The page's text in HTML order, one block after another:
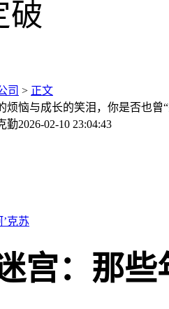
司 > 正文
烦恼与成长的笑泪，你是否也曾
勤2026-02-10 23:04:43
宫：那